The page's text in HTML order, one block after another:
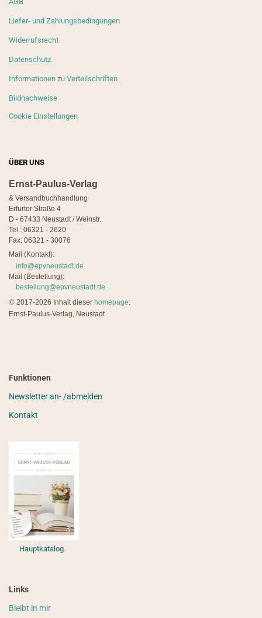
Liefer- und Zahlungsbedingungen
Widerrufsrecht
Datenschutz
Informationen zu Verteilschriften
Bildnachweise
Cookie Einstellungen
ÜBER UNS
Ernst-Paulus-Verlag
& Versandbuchhandlung
Erfurter Straße 4
D - 67433 Neustadt / Weinstr.
Tel.: 06321 - 2620
Fax: 06321 - 30076
Mail (Kontakt):
info@epvneustadt.de
Mail (Bestellung):
bestellung@epvneustadt.de
© 2017-2026 Inhalt dieser homepage:
Ernst-Paulus-Verlag, Neustadt
Funktionen
Newsletter an- /abmelden
Kontakt
Hauptkatalog
Links
Bleibt in mir